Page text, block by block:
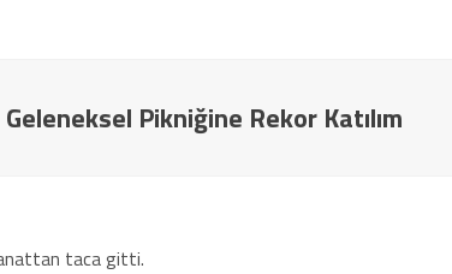
Pikniğine Rekor Katılım
taca gitti.